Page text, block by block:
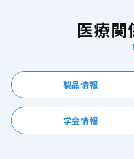
医療関
製品情報
学会情報